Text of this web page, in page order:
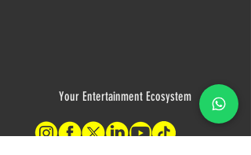
Your Entertainment Ecosystem